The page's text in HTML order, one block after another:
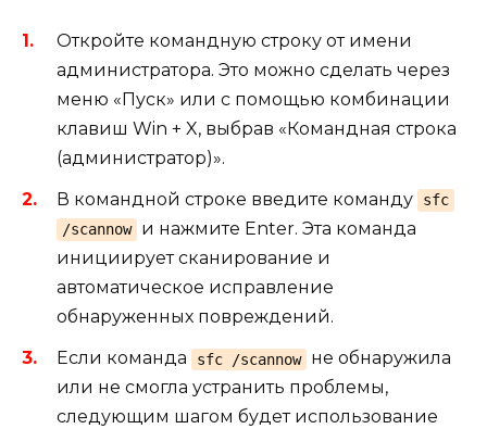
Откройте командную строку от имени
администратора. Это можно сделать через
меню «Пуск» или с помощью комбинации
клавиш Win + X, выбрав «Командная строка
(администратор)».
В командной строке введите команду
sfc
/scannow
и нажмите Enter. Эта команда
инициирует сканирование и
автоматическое исправление
обнаруженных повреждений.
Если команда sfc /scannow
не обнаружила
или не смогла устранить проблемы,
следующим шагом будет использование